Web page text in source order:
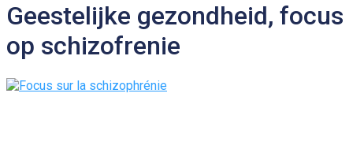
Geestelijke gezondheid, focus
op schizofrenie